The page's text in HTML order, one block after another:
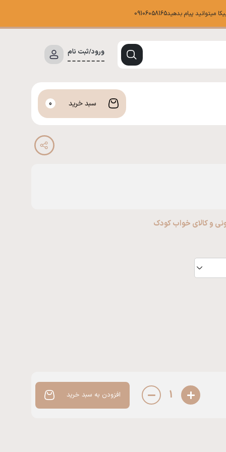
پیام بدهید09106058165
ورود/ثبت نام
سبد خرید 0
و کالای خواب کودک
1 افزودن به سبد خرید